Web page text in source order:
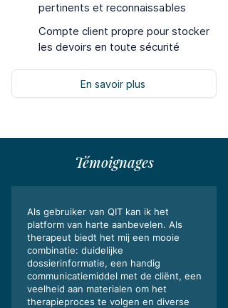
pertinents et reconnaissables
Compte client propre pour stocker
les devoirs en toute sécurité
En savoir plus
Témoignages
Als gebruiker van QIT kan ik het
platform van harte aanbevelen. Als
therapeut biedt het mij een mooie
combinatie: duidelijke
dossierinformatie, een handig
communicatiemiddel met de cliënt, een
veelheid aan materialen om het
therapieproces te volgen en diverse